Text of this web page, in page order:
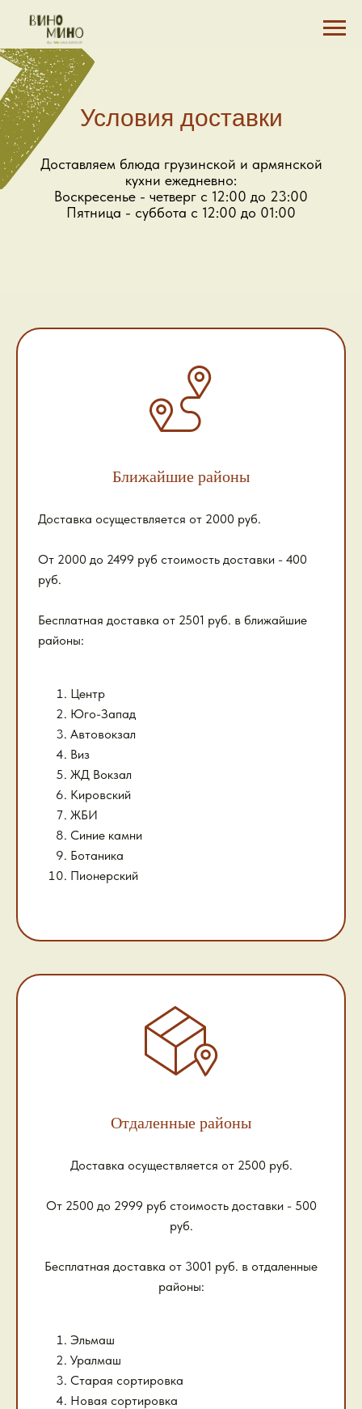
Условия доставки
Доставляем блюда грузинской и армянской
кухни ежедневно:
Воскресенье - четверг с 12:00 до 23:00
Пятница - суббота с 12:00 до 01:00
Ближайшие районы
Доставка осуществляется от 2000 руб.
От 2000 до 2499 руб стоимость доставки - 400
руб.
Бесплатная доставка от 2501 руб. в ближайшие
районы:
Центр
Юго-Запад
Автовокзал
Виз
ЖД Вокзал
Кировский
ЖБИ
Синие камни
Ботаника
Пионерский
Отдаленные районы
Доставка осуществляется от 2500 руб.
От 2500 до 2999 руб стоимость доставки - 500
руб.
Бесплатная доставка от 3001 руб. в отдаленные
районы:
Эльмаш
Уралмаш
Старая сортировка
Новая сортировка